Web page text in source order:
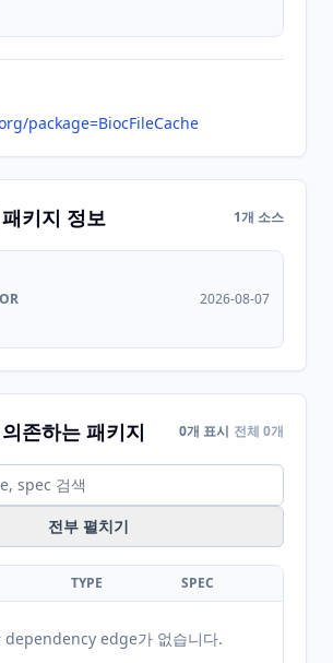
package=BiocFileCache
키지 정보 1개 소스
2026-08-07
존하는 패키지 0개 표시 전체 0개
전부 펼치기
TYPE SPEC
dependency edge가 없습니다.